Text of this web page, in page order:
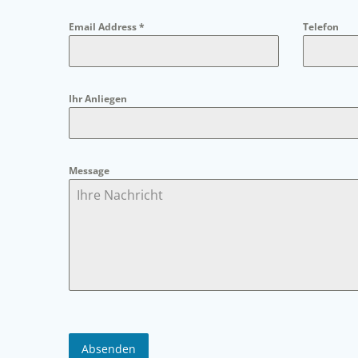
Email Address* Telefon
Ihr Anliegen
Message
Absenden